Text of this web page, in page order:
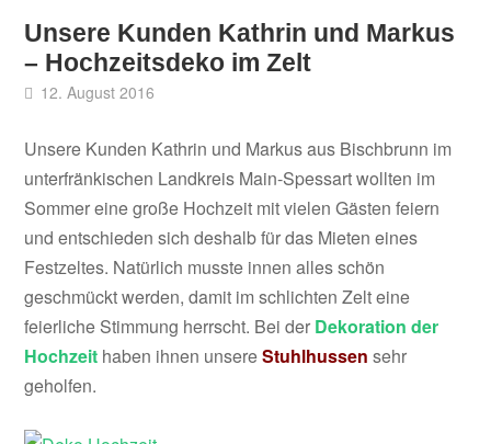
Unsere Kunden Kathrin und Markus
– Hochzeitsdeko im Zelt
12. August 2016
Unsere Kunden Kathrin und Markus aus Bischbrunn im
unterfränkischen Landkreis Main-Spessart wollten im
Sommer eine große Hochzeit mit vielen Gästen feiern
und entschieden sich deshalb für das Mieten eines
Festzeltes. Natürlich musste innen alles schön
geschmückt werden, damit im schlichten Zelt eine
feierliche Stimmung herrscht. Bei der Dekoration der
Hochzeit haben ihnen unsereStuhlhussen sehr
geholfen.